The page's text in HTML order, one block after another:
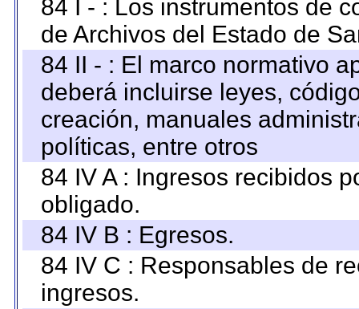
84 I - : Los instrumentos de
de Archivos del Estado de
84 II - : El marco normativo
deberá incluirse leyes,
creación, manuales
políticas, entre otros
84 IV A : Ingresos recibidos
obligado.
84 IV B : Egresos.
84 IV C : Responsables de
ingresos.